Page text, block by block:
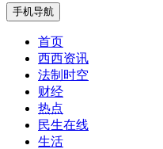
手机导航
首页
西西资讯
法制时空
财经
热点
民生在线
生活